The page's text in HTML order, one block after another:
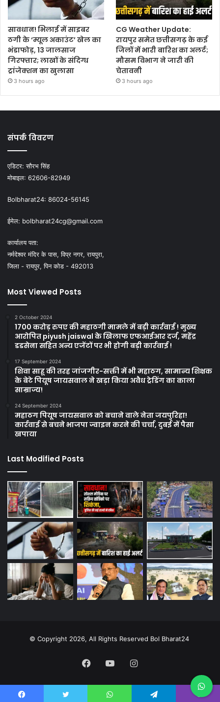
सावधान! भिलाई में साइबर
ठगी के ‘म्यूल अकाउंट’ खेल का
भंडाफोड़, 13 जालसाज
गिरफ्तार; लाखों के संदिग्ध
ट्रांजेक्शन का खुलासा
3 hours ago
CG Weather Update:
रायपुर समेत छत्तीसगढ़ के कई
जिलों में भारी बारिश का अलर्ट;
मौसम विभाग ने जारी की
चेतावनी
3 hours ago
संपर्क विवरण
एडिटर:सौरभ सिंह
मोबाइल: 62606-82949
Bolbharat24: 86024-56145
ईमेल: bolbharat24cg@gmail.com
कार्यालय पता:
नर्मदेश्वर मंदिर के पास, विप्र नगर, रायपुरा,
जिला - रायपुर, पिन कोड - 492013
Most Viewed Posts
2 October 2024
1700 करोड़ रुपए की महाठगी मामले में बड़ी कार्रवाई ! मुख्य
आरोपित piyush jaiswal के खिलाफ एफआईआर दर्ज, महेंद्र
डडसेना सहित अन्य एजेंटों पर भी होगी बड़ी कार्रवाई !
17 September 2024
शिवा साहू की तरह जांजगीर-सक्ती में भी महाठग, सामान्य शिक्षक
के बेटे पियूष जायसवाल ने खड़ा किया अवैध ट्रेडिंग का काला
साम्राज्य!
24 September 2024
महाठग पियूष जायसवाल को बचाने वाले नेता जयपुरिहा!
कार्रवाई से बचने भाजपा ज्वाइन करने की चर्चा, दुबई में पैसा
खपाया
Last Modified Posts
© Copyright 2026, All Rights Reserved Bol Bharat24
Facebook
YouTubeInstagram